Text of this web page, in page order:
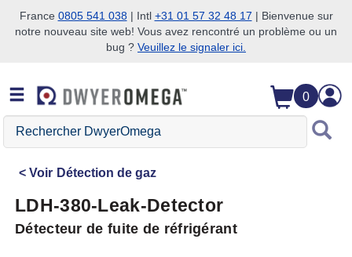
Passer à la recherche
Passer au contenu principal
Passer à la navigation
France 0805 541 038| Intl +31 01 57 32 48 17 | Bienvenue sur
notre nouveau site web! Vous avez rencontré un problème ou un
bug ? Veuillez le signaler ici.
0
Rechercher
DwyerOmega
Voir Détection de gaz
LDH-380-Leak-Detector
Détecteur de fuite de réfrigérant